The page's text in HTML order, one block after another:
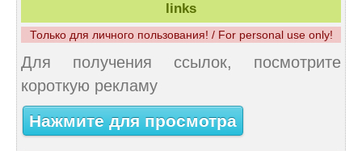
links
Только для личного пользования! / For personal use only!
Для получения ссылок, посмотрите
короткую рекламу
Нажмите для просмотра